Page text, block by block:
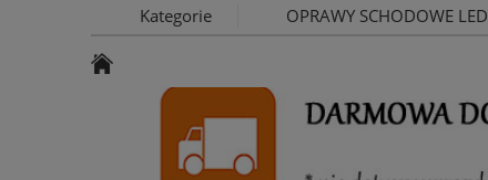
Kategorie OPRAWY SCHODOWE LED